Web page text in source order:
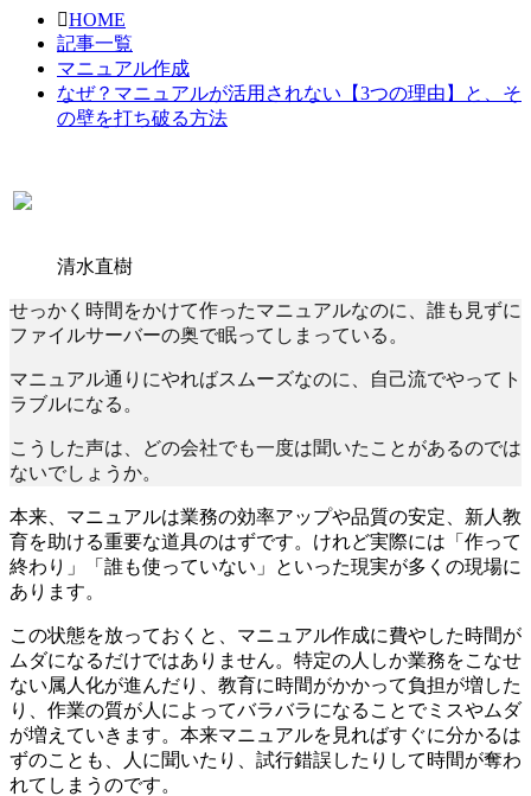
HOME
記事一覧
マニュアル作成
なぜ？マニュアルが活用されない【3つの理由】と、そ
の壁を打ち破る方法
清水直樹
せっかく時間をかけて作ったマニュアルなのに、誰も見ずに
ファイルサーバーの奥で眠ってしまっている。
マニュアル通りにやればスムーズなのに、自己流でやってト
ラブルになる。
こうした声は、どの会社でも一度は聞いたことがあるのでは
ないでしょうか。
本来、マニュアルは業務の効率アップや品質の安定、新人教
育を助ける重要な道具のはずです。けれど実際には「作って
終わり」「誰も使っていない」といった現実が多くの現場に
あります。
この状態を放っておくと、マニュアル作成に費やした時間が
ムダになるだけではありません。特定の人しか業務をこなせ
ない属人化が進んだり、教育に時間がかかって負担が増した
り、作業の質が人によってバラバラになることでミスやムダ
が増えていきます。本来マニュアルを見ればすぐに分かるは
ずのことも、人に聞いたり、試行錯誤したりして時間が奪わ
れてしまうのです。